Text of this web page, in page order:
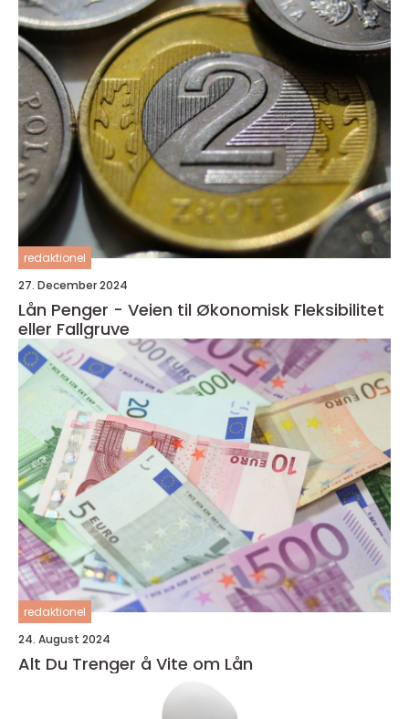
redaktionel
27. December 2024
Lån Penger - Veien til Økonomisk Fleksibilitet
eller Fallgruve
redaktionel
24. August 2024
Alt Du Trenger å Vite om Lån